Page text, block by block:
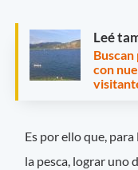
Leé
con
Es por ello que,
la pesca, lograr uno